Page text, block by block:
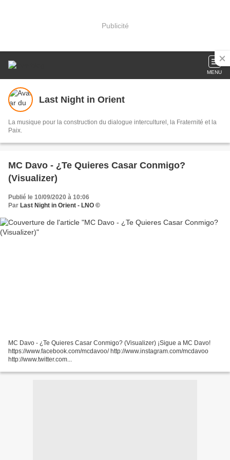
Publicité
MENU
Last Night in Orient
La musique pour la construction du dialogue interculturel, la Fraternité et la
Paix.
MC Davo - ¿Te Quieres Casar Conmigo?
(Visualizer)
Publié le 10/09/2020 à 10:06
Par Last Night in Orient - LNO ©
MC Davo - ¿Te Quieres Casar Conmigo? (Visualizer) ¡Sigue a MC Davo!
https://www.facebook.com/mcdavoo/ http://www.instagram.com/mcdavoo
http://www.twitter.com...